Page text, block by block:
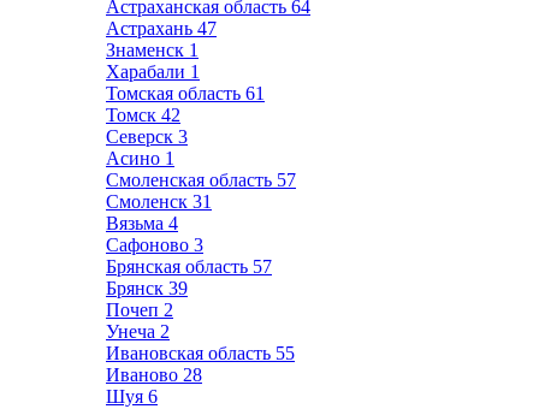
Астраханская область 64
Астрахань 47
Знаменск 1
Харабали 1
Томская область 61
Томск 42
Северск 3
Асино 1
Смоленская область 57
Смоленск 31
Вязьма 4
Сафоново 3
Брянская область 57
Брянск 39
Почеп 2
Унеча 2
Ивановская область 55
Иваново 28
Шуя 6